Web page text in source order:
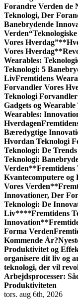
Forandre Verden de
Teknologi, Der
Banebrydende
Verden
Vores Hverdag”
Vores Hverdag**
Wearables:
Teknologi: 5
LivFremtidens
Forvandler Vores
Teknologi
Gadgets og
Wearables:
Hverdagen
Bæredygtige
Hvordan Teknologi
Teknologi: De
Teknologi:
Verden**
Kvantecomputere
Vores Verden
Innovationer, Der
Teknologi: De
Liv****Fremtidens
Innovation**
Forma Verden
Kommende År?
Produktivitet og
organisere dit liv og
teknologi, der vil
Arbejdsprocesser:
Produktiviteten
tors. aug 6th, 2026